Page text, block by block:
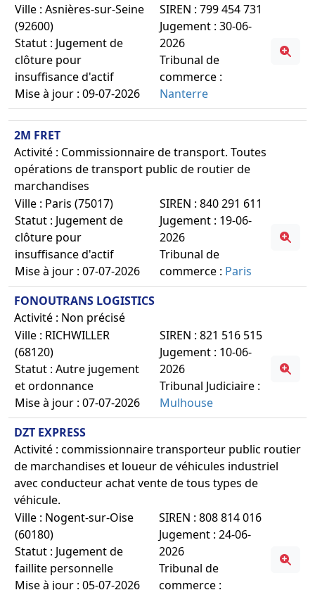
Ville : Asnières-sur-Seine
(92600)
Statut : Jugement de
clôture pour
insuffisance d'actif
Mise à jour : 09-07-2026
SIREN : 799 454 731
Jugement : 30-06-
2026
Tribunal de
commerce :
Nanterre
2M FRET
Activité : Commissionnaire de transport. Toutes
opérations de transport public de routier de
marchandises
Ville : Paris (75017)
Statut : Jugement de
clôture pour
insuffisance d'actif
Mise à jour : 07-07-2026
SIREN : 840 291 611
Jugement : 19-06-
2026
Tribunal de
commerce : Paris
FONOUTRANS LOGISTICS
Activité : Non précisé
Ville : RICHWILLER
(68120)
Statut : Autre jugement
et ordonnance
Mise à jour : 07-07-2026
SIREN : 821 516 515
Jugement : 10-06-
2026
Tribunal Judiciaire :
Mulhouse
DZT EXPRESS
Activité : commissionnaire transporteur public routier
de marchandises et loueur de véhicules industriel
avec conducteur achat vente de tous types de
véhicule.
Ville : Nogent-sur-Oise
(60180)
Statut : Jugement de
faillite personnelle
Mise à jour : 05-07-2026
SIREN : 808 814 016
Jugement : 24-06-
2026
Tribunal de
commerce :